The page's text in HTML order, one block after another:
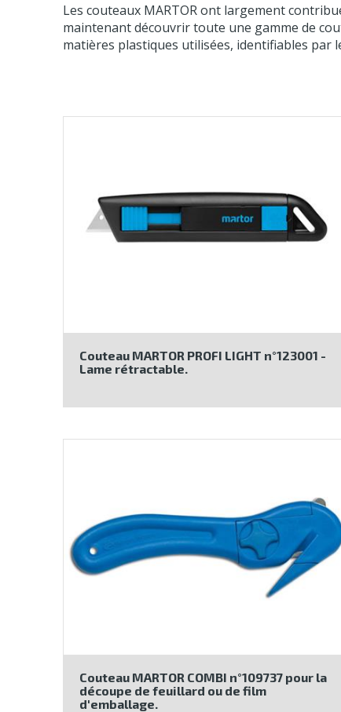
Les couteaux MARTOR ont largement
maintenant découvrir toute une gamme de
matières plastiques utilisées, identifiables par
Couteau MARTOR PROFI LIGHT n°123001 -
Lame rétractable.
Couteau MARTOR COMBI n°109737 pour la
découpe de feuillard ou de film
d'emballage.